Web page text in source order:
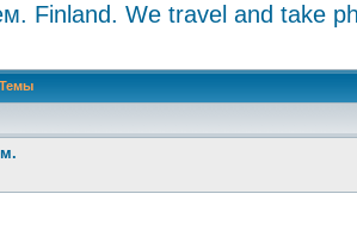
Finland. We travel and take
поиск
Темы